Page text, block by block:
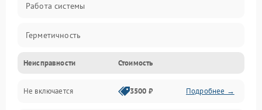
Работа системы
Герметичность
Механика
Неисправности Стоимость
Не включается 3500 ₽ Подробнее →